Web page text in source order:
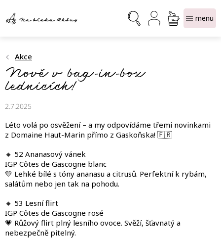
obsah
NÁKUPNÍ
KOŠÍK
Akce
Nově v bag-in-box
lednicích!
2.7.2025
Léto volá po osvěžení – a my odpovídáme třemi novinkami
z Domaine Haut-Marin přímo z Gaskoňska! 🇫🇷
🔸 52 Ananasový vánek
IGP Côtes de Gascogne blanc
💛 Lehké bílé s tóny ananasu a citrusů. Perfektní k rybám,
salátům nebo jen tak na pohodu.
🔸 53 Lesní flirt
IGP Côtes de Gascogne rosé
💗 Růžový flirt plný lesního ovoce. Svěží, šťavnatý a
nebezpečně pitelný.